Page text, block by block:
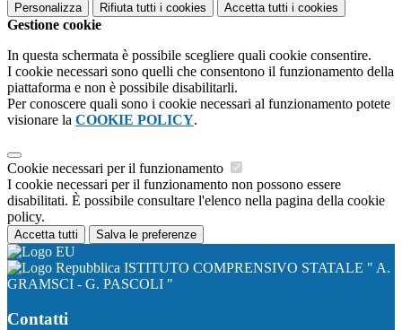
Personalizza Rifiuta tutti i cookies Accetta tutti i cookies
Gestione cookie
In questa schermata è possibile scegliere quali cookie consentire.
I cookie necessari sono quelli che consentono il funzionamento della
piattaforma e non è possibile disabilitarli.
Per conoscere quali sono i cookie necessari al funzionamento potete
visionare la COOKIE POLICY.
Cookie necessari per il funzionamento
I cookie necessari per il funzionamento non possono essere
disabilitati. È possibile consultare l'elenco nella pagina della cookie
policy.
Accetta tutti Salva le preferenze
ISTITUTO COMPRENSIVO STATALE " A.
GRAMSCI - G. PASCOLI "
Contatti